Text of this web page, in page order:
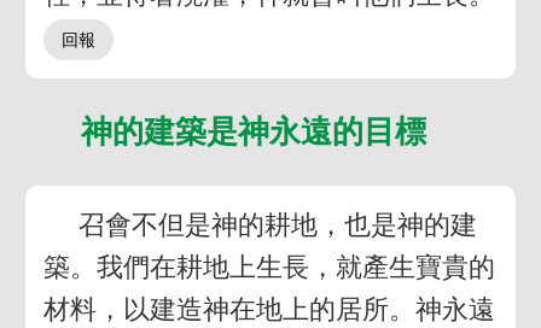
神的建築是神永遠的目標
召會不但是神的耕地，也是神的建
築。我們在耕地上生長，就產生寶貴的
材料，以建造神在地上的居所。神永遠